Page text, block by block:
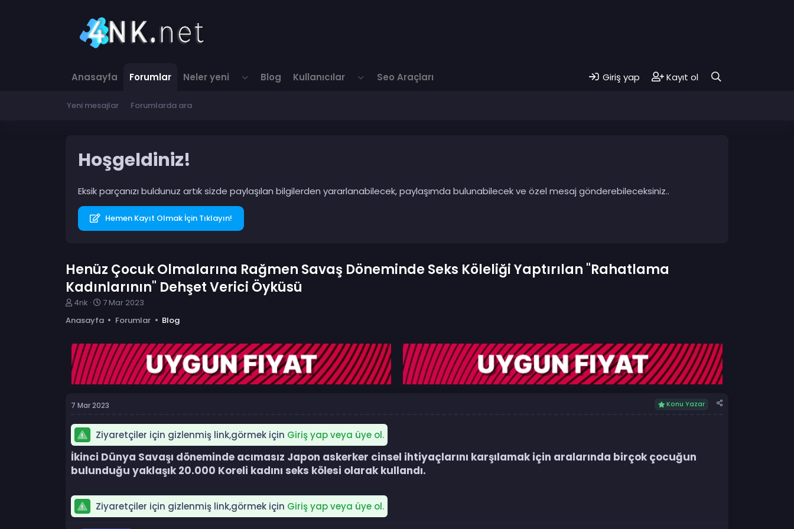
Anasayfa Forumlar Neler yeni Blog Kullanıcılar Seo Araçları Giriş yap Kayıt ol
Yeni mesajlar Forumlarda ara
Hoşgeldiniz!
Eksik parçanızı buldunuz artık sizde paylaşılan bilgilerden yararlanabilecek, paylaşımda bulunabilecek ve özel mesaj gönderebileceksiniz..
Hemen Kayıt Olmak İçin Tıklayın!
Henüz Çocuk Olmalarına Rağmen Savaş Döneminde Seks Köleliği Yaptırılan "Rahatlama
Kadınlarının" Dehşet Verici Öyküsü
K
n
u
y
u
b
a
l
t
a
n
4nk
B
ş
a
n
g
ı
ç
a
i
h
7 Mar 2023
Anasayfa
Forumlar Blog
7 Mar 2023 Konu Yazar
Ziyaretçiler için gizlenmiş link,görmek için Giriş yap veya üye ol.
İkinci Dünya Savaşı döneminde acımasız Japon askerker cinsel ihtiyaçlarını karşılamak için aralarında birçok çocuğun
bulunduğu yaklaşık 20.000 Koreli kadını seks kölesi olarak kullandı.​
Ziyaretçiler için gizlenmiş link,görmek için Giriş yap veya üye ol.